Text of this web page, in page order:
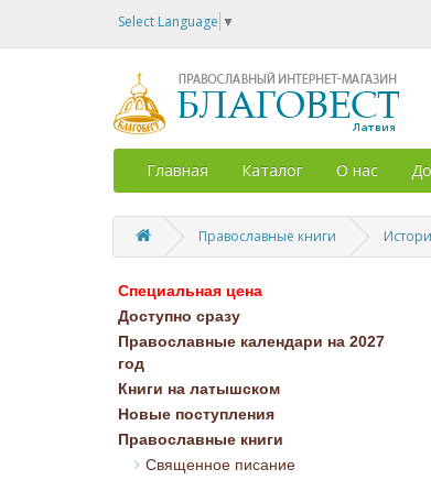
Select Language ▼
Главная Каталог О нас
Православные книги
Специальная цена
Доступно сразу
Православные календари на 2027
год
Книги на латышском
Новые поступления
Православные книги
Священное писание